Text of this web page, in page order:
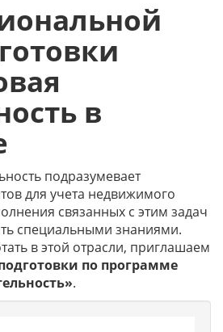
в
подразумевает
для учета недвижимого
связанных с этим задач
специальными знаниями.
в этой отрасли, приглашаем
по программе
.